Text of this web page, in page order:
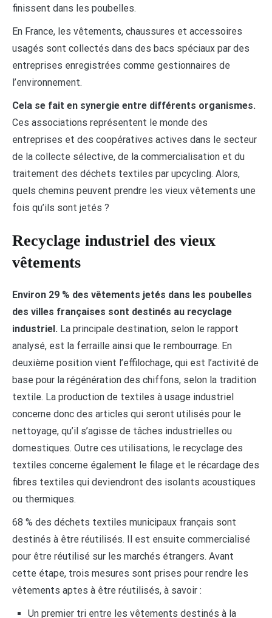
finissent dans les poubelles.
En France, les vêtements, chaussures et accessoires
usagés sont collectés dans des bacs spéciaux par des
entreprises enregistrées comme gestionnaires de
l’environnement.
Cela se fait en synergie entre différents organismes.
Ces associations représentent le monde des
entreprises et des coopératives actives dans le secteur
de la collecte sélective, de la commercialisation et du
traitement des déchets textiles par upcycling. Alors,
quels chemins peuvent prendre les vieux vêtements une
fois qu’ils sont jetés ?
Recyclage industriel des vieux
vêtements
Environ 29 % des vêtements jetés dans les poubelles
des villes françaises sont destinés au recyclage
industriel. La principale destination, selon le rapport
analysé, est la ferraille ainsi que le rembourrage. En
deuxième position vient l’effilochage, qui est l’activité de
base pour la régénération des chiffons, selon la tradition
textile. La production de textiles à usage industriel
concerne donc des articles qui seront utilisés pour le
nettoyage, qu’il s’agisse de tâches industrielles ou
domestiques. Outre ces utilisations, le recyclage des
textiles concerne également le filage et le récardage des
fibres textiles qui deviendront des isolants acoustiques
ou thermiques.
68 % des déchets textiles municipaux français sont
destinés à être réutilisés. Il est ensuite commercialisé
pour être réutilisé sur les marchés étrangers. Avant
cette étape, trois mesures sont prises pour rendre les
vêtements aptes à être réutilisés, à savoir :
Un premier tri entre les vêtements destinés à la